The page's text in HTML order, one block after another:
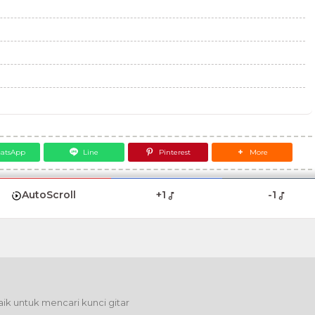
Line Pinterest More
AutoScroll +1 -1
untuk mencari kunci gitar